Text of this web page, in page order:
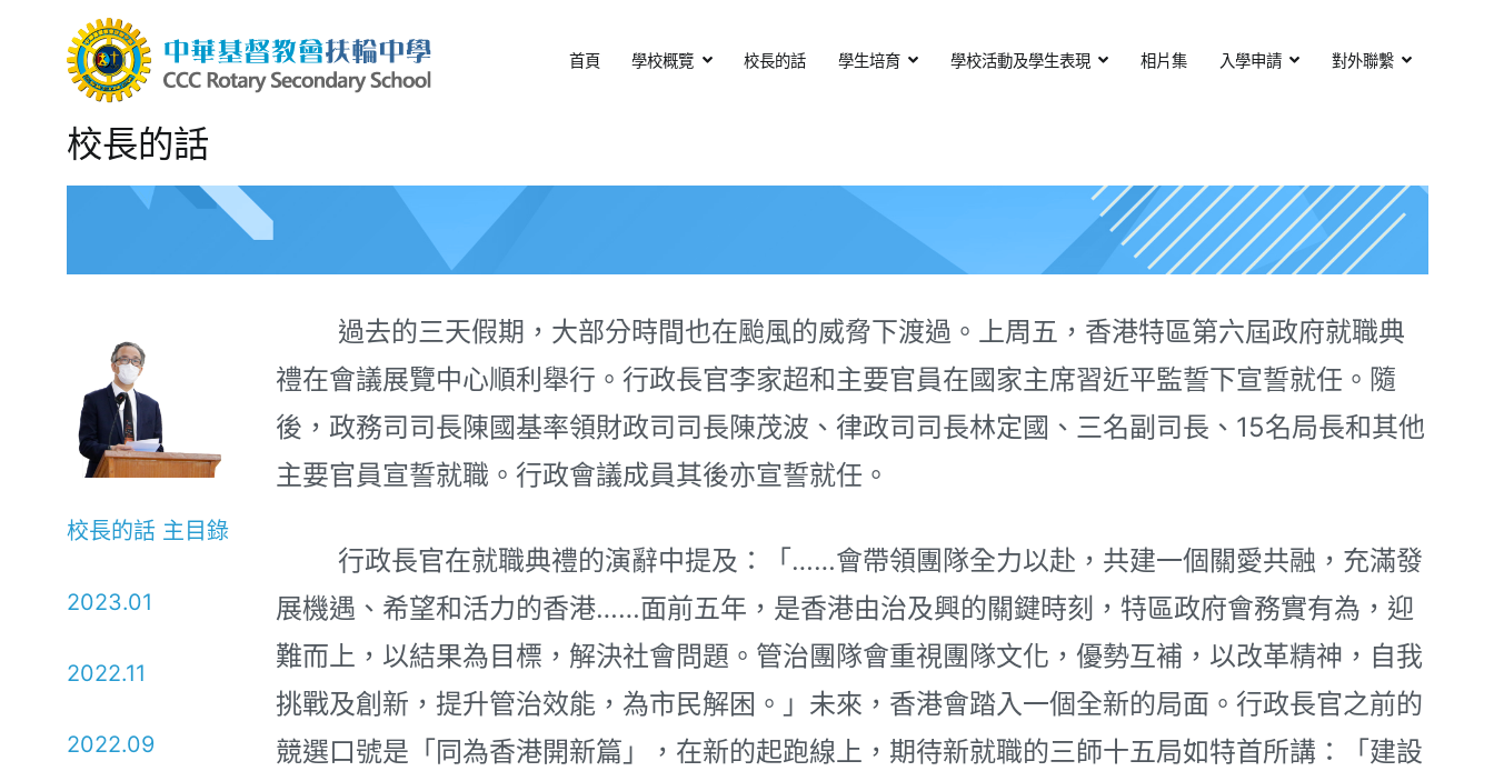
中華基督教會扶輪中學
CCC Rotary Secondary School
首頁 學校概覽 校長的話 學生培育 學校活動及學生表現 相片集 入學申請 對外聯繫
校長的話
校長的話 主目錄
2023.01
2022.11
2022.09
過去的三天假期，大部分時間也在颱風的威脅下渡過。上周五，香港特區第六屆政府就職典
禮在會議展覽中心順利舉行。行政長官李家超和主要官員在國家主席習近平監誓下宣誓就任。隨
後，政務司司長陳國基率領財政司司長陳茂波、律政司司長林定國、三名副司長、15名局長和其他
主要官員宣誓就職。行政會議成員其後亦宣誓就任。
行政長官在就職典禮的演辭中提及：「……會帶領團隊全力以赴，共建一個關愛共融，充滿發
展機遇、希望和活力的香港……面前五年，是香港由治及興的關鍵時刻，特區政府會務實有為，迎
難而上，以結果為目標，解決社會問題。管治團隊會重視團隊文化，優勢互補，以改革精神，自我
挑戰及創新，提升管治效能，為市民解困。」未來，香港會踏入一個全新的局面。行政長官之前的
競選口號是「同為香港開新篇」，在新的起跑線上，期待新就職的三師十五局如特首所講：「建設